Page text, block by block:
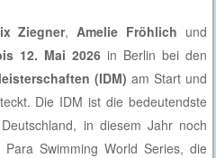
Ziegner, Amelie Fröhlich und
12. Mai 2026in Berlin bei den
(IDM) am Start und
Die IDM ist die bedeutendste
in diesem Jahr noch
Swimming World Series, die